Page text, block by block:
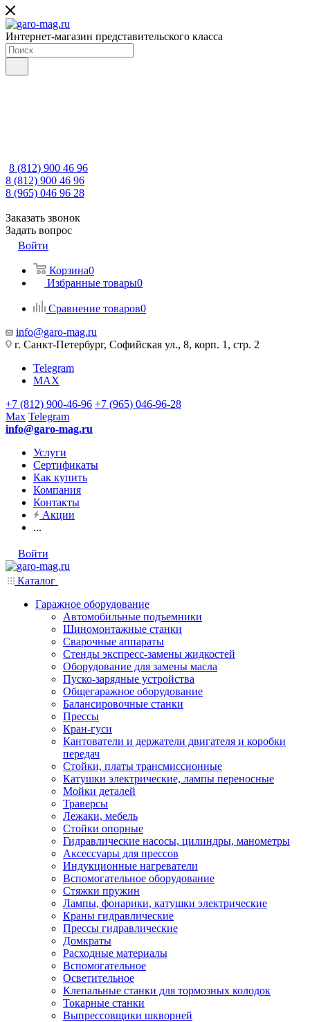
Интернет-магазин представительского класса
8 (812) 900 46 96
8 (812) 900 46 96
8 (965) 046 96 28
Заказать звонок
Задать вопрос
Войти
Корзина0
Избранные товары0
Сравнение товаров0
info@garo-mag.ru
г. Санкт-Петербург, Софийская ул., 8, корп. 1, стр. 2
Telegram
MAX
+7 (812) 900-46-96 +7 (965) 046-96-28
Max Telegram
info@garo-mag.ru
Услуги
Сертификаты
Как купить
Компания
Контакты
Акции
...
Войти
Каталог
Гаражное оборудование
Автомобильные подъемники
Шиномонтажные станки
Сварочные аппараты
Стенды экспресс-замены жидкостей
Оборудование для замены масла
Пуско-зарядные устройства
Общегаражное оборудование
Балансировочные станки
Прессы
Кран-гуси
Кантователи и держатели двигателя и коробки
передач
Стойки, платы трансмиссионные
Катушки электрические, лампы переносные
Мойки деталей
Траверсы
Лежаки, мебель
Стойки опорные
Гидравлические насосы, цилиндры, манометры
Аксессуары для прессов
Индукционные нагреватели
Вспомогательное оборудование
Стяжки пружин
Лампы, фонарики, катушки электрические
Краны гидравлические
Прессы гидравлические
Домкраты
Расходные материалы
Вспомогательное
Осветительное
Клепальные станки для тормозных колодок
Токарные станки
Выпрессовщики шкворней